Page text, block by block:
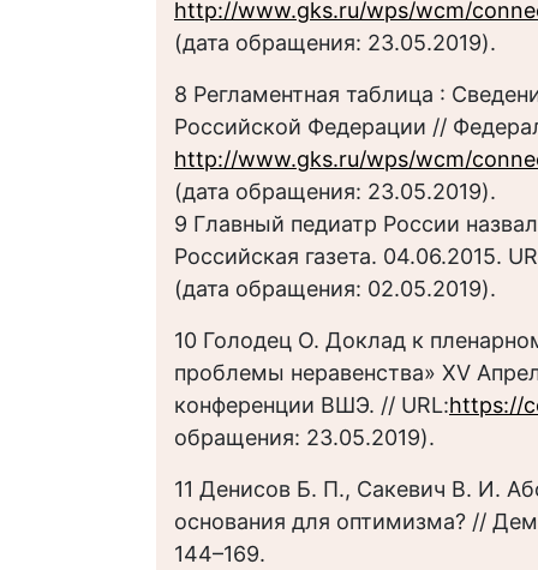
http://www.gks.ru/wps/wcm/
(дата обращения: 23.05.2019).
8 Регламентная таблица :
Российской Федерации //
http://www.gks.ru/wps/wcm/
(дата обращения: 23.05.2019).
9 Главный педиатр России
Российская газета. 04.06.2015.
(дата обращения: 02.05.2019).
10 Голодец О. Доклад к
проблемы неравенства» XV
конференции ВШЭ. // URL:https://
обращения: 23.05.2019).
11 Денисов Б. П., Сакевич В. И.
основания для оптимизма? //
144–169.